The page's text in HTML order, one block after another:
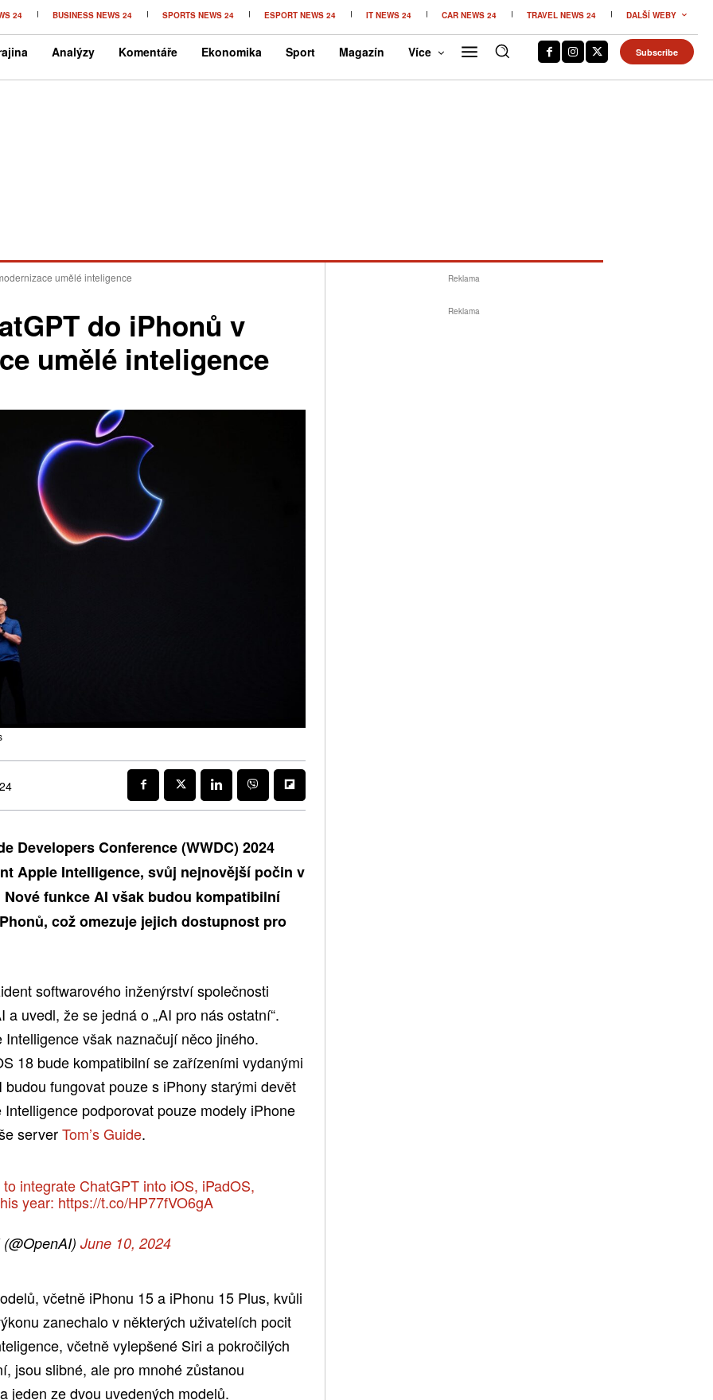
24 BUSINESS NEWS 24 SPORTS NEWS 24 ESPORT NEWS 24 IT NEWS 24 CAR NEWS 24 TRAVEL NEWS 24 DALŠÍ WEBY
Analýzy Komentáře Ekonomika Sport Magazín Více Subscribe
umělé inteligence
do iPhonů v
umělé inteligence
Developers Conference (WWDC) 2024
Apple Intelligence, svůj nejnovější počin v
funkce AI však budou kompatibilní
což omezuje jejich dostupnost pro
softwarového inženýrství společnosti
uvedl, že se jedná o „AI pro nás ostatní“.
však naznačují něco jiného.
18 bude kompatibilní se zařízeními vydanými
fungovat pouze s iPhony starými devět
podporovat pouze modely iPhone
serverTom’s Guide.
integrate ChatGPT into iOS, iPadOS,
year: https://t.co/HP77fVO6gA
June 10, 2024
včetně iPhonu 15 a iPhonu 15 Plus, kvůli
zanechalo v některých uživatelích pocit
včetně vylepšené Siri a pokročilých
jsou slibné, ale pro mnohé zůstanou
jeden ze dvou uvedených modelů.
Reklama
Reklama